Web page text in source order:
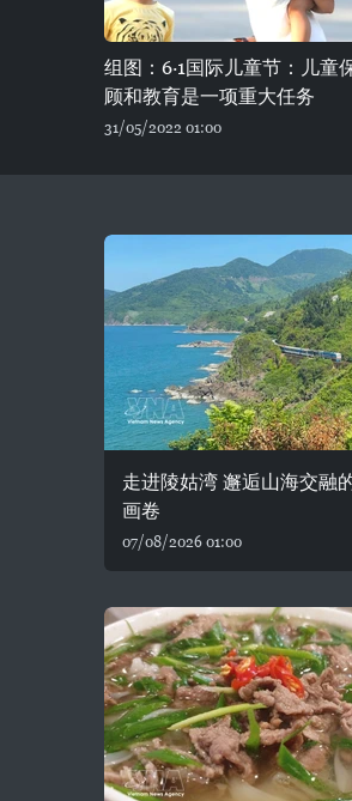
组图：6·1国际儿童节：儿童
顾和教育是一项重大任务
31/05/2022 01:00
走进陵姑湾 邂逅山海交融
画卷
07/08/2026 01:00